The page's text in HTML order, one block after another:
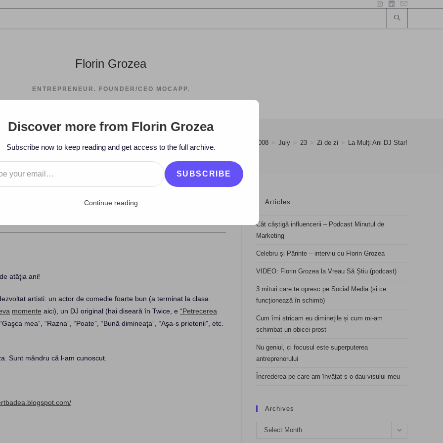
Florin Grozea
ENTREPRENEUR. FOUNDER/CEO MOCAPP.
2008 > July > 23 > Zi de zi > La Mulţi Ani DJ Star!
atâţia ani!
artisti: un actor de comedie foarte bun (a terminat la clasa
momente aici), un DJ original (hai diseară în Twice, e “Petrecerea
mea”, “Razna”, “Poate”, “Bună dimineaţa”, “Aşa-s prietenii”, etc.
Sunt mândru că l-am cunoscut.
Articles
Cât câștigă influencerii – Podcast Minutul de
Marketing
Celebru și Părinte – interviu cu Florin Grozea
VIDEO: Florin Grozea la Vreau Să Știu (podcast)
3 mituri care te opresc pe Social Media (și ce
funcționează în schimb)
Cum îmi stricam eu diminețile și cum mi-am
schimbat un obicei prost
Nu geniul, ci focusul este superputerea
antreprenorului
Încrederea pe care am învățat s-o dau visului meu
Archives
Archives
Select Month
Discover more from Florin Grozea
Subscribe now to keep reading and get access to the full archive.
SUBSCRIBE
Continue reading